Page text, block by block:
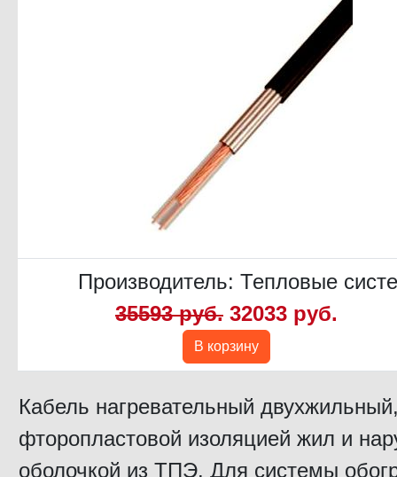
Производитель: Тепловые
35593 руб. 32033 руб.
В корзину
Кабель нагревательный
фторопластовой изоляцией жил и
оболочкой из ТПЭ. Для системы